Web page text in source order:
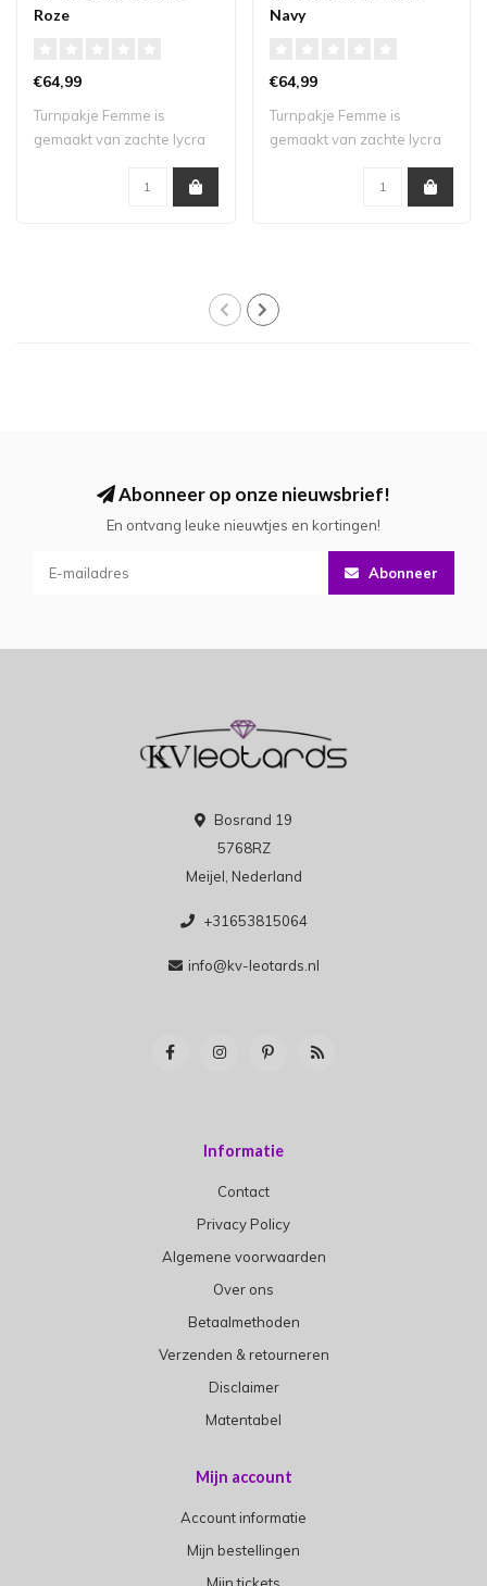
Roze
€64,99
Turnpakje Femme is
gemaakt van zachte lycra
Navy
€64,99
Turnpakje Femme is
gemaakt van zachte lycra
Abonneer op onze nieuwsbrief!
En ontvang leuke nieuwtjes en kortingen!
Abonneer
Bosrand 19
5768RZ
Meijel, Nederland
+31653815064
info@kv-leotards.nl
Informatie
Contact
Privacy Policy
Algemene voorwaarden
Over ons
Betaalmethoden
Verzenden & retourneren
Disclaimer
Matentabel
Mijn account
Account informatie
Mijn bestellingen